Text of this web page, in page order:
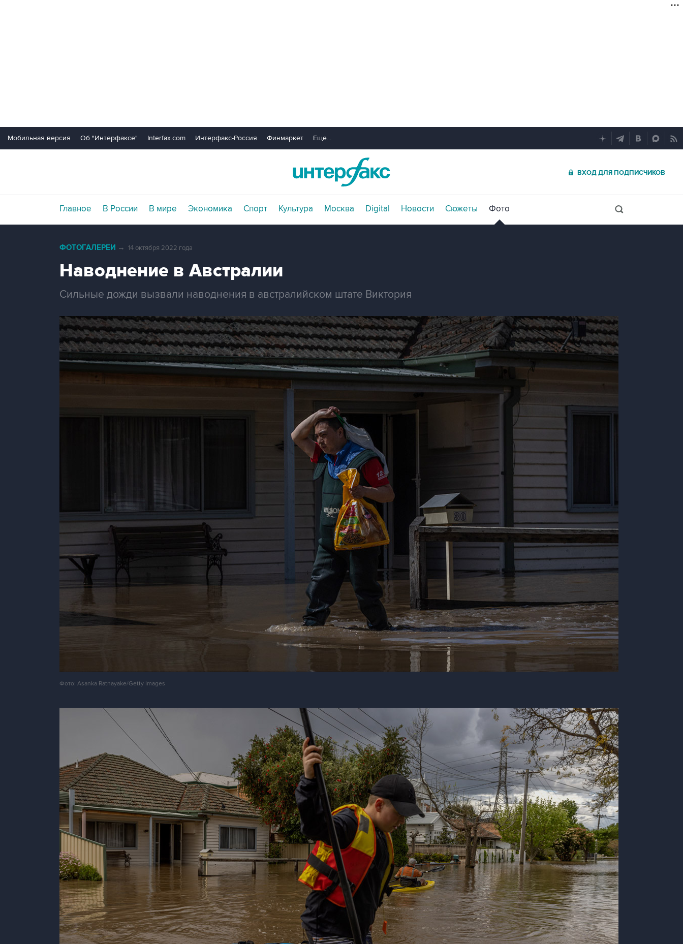
Мобильная версия Об "Интерфаксе" Interfax.com Интерфакс-Россия Финмаркет Еще...
ВХОД ДЛЯ ПОДПИСЧИКОВ
Главное В России В мире Экономика Спорт Культура Москва Digital Новости Сюжеты Фото
ФОТОГАЛЕРЕИ → 14 октября 2022 года
Наводнение в Австралии
Сильные дожди вызвали наводнения в австралийском штате Виктория
Фото: Asanka Ratnayake/Getty Images